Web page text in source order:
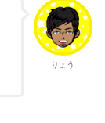
りょう